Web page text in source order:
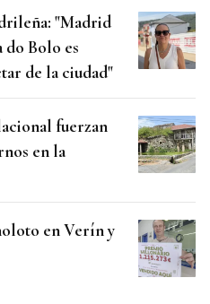
"Madrid
do Bolo es
de la ciudad"
fuerzan
en la
en Verín y